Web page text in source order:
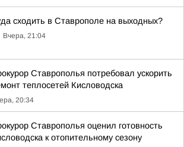
сходить в Ставрополе на выходных?
Вчера, 21:04
Ставрополья потребовал ускорить
теплосетей Кисловодска
20:34
Ставрополья оценил готовность
к отопительному сезону